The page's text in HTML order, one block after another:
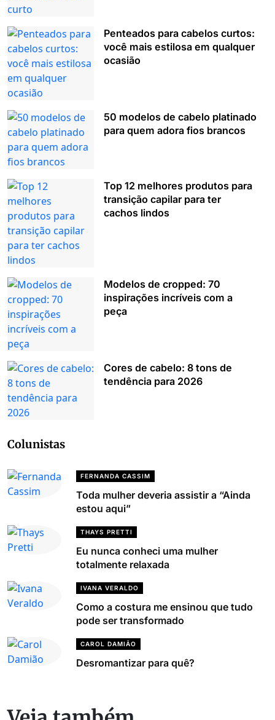
Penteados para cabelos curtos:
você mais estilosa em qualquer
ocasião
50 modelos de cabelo platinado
para quem adora fios brancos
Top 12 melhores produtos para
transição capilar para ter
cachos lindos
Modelos de cropped: 70
inspirações incríveis com a
peça
Cores de cabelo: 8 tons de
tendência para 2026
Colunistas
FERNANDA CASSIM
Toda mulher deveria assistir a “Ainda
estou aqui”
THAYS PRETTI
Eu nunca conheci uma mulher
totalmente relaxada
IVANA VERALDO
Como a costura me ensinou que tudo
pode ser transformado
CAROL DAMIÃO
Desromantizar para quê?